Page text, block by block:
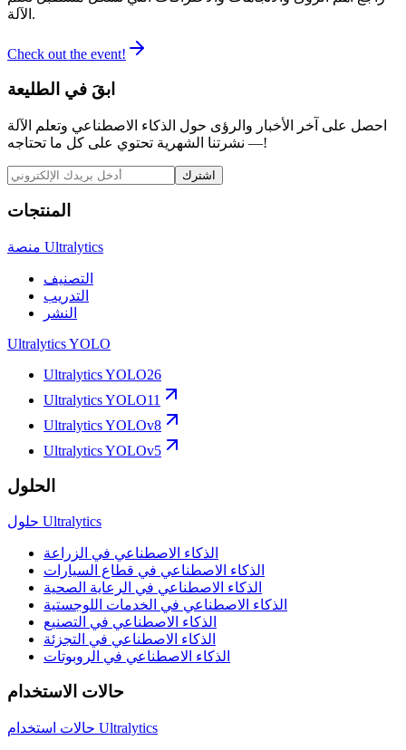
الآلة.
Check out the event!
ابقَ في الطليعة
احصل على آخر الأخبار والرؤى حول الذكاء الاصطناعي وتعلم الآلة
— نشرتنا الشهرية تحتوي على كل ما تحتاجه!
اشترك
المنتجات
منصة Ultralytics
التصنيف
التدريب
النشر
Ultralytics YOLO
Ultralytics YOLO26
Ultralytics YOLO11
Ultralytics YOLOv8
Ultralytics YOLOv5
الحلول
حلول Ultralytics
الذكاء الاصطناعي في الزراعة
الذكاء الاصطناعي في قطاع السيارات
الذكاء الاصطناعي في الرعاية الصحية
الذكاء الاصطناعي في الخدمات اللوجستية
الذكاء الاصطناعي في التصنيع
الذكاء الاصطناعي في التجزئة
الذكاء الاصطناعي في الروبوتات
حالات الاستخدام
حالات استخدام Ultralytics